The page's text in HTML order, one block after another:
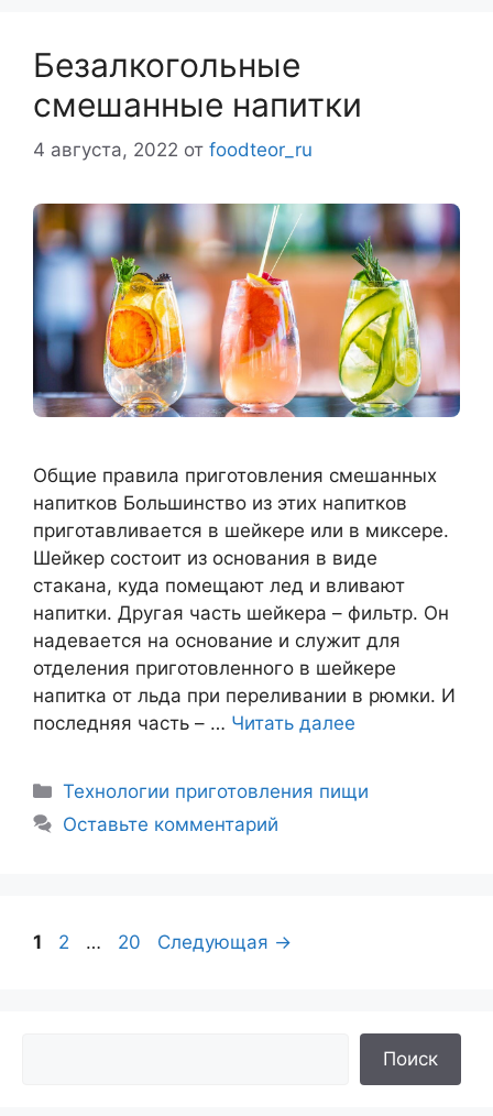
Безалкогольные
смешанные напитки
4 августа, 2022 от foodteor_ru
Общие правила приготовления смешанных
напитков Большинство из этих напитков
приготавливается в шейкере или в миксере.
Шейкер состоит из основания в виде
стакана, куда помещают лед и вливают
напитки. Другая часть шейкера – фильтр. Он
надевается на основание и служит для
отделения приготовленного в шейкере
напитка от льда при переливании в рюмки. И
последняя часть – … Читать далее
Рубрики
Технологии приготовления пищи
Оставьте комментарий
Навигация
Страница
1 Страница
2 … Страница
20 Следующая →
Поиск